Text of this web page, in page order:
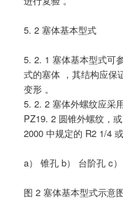
5. 2 塞体基本型式
5. 2. 1 塞体基本型式可
式的塞体 ，其结构应保
变形 。
5. 2. 2 塞体外螺纹应采
PZ19. 2 圆锥外螺纹，
2000 中规定的 R2 1/4
a） 锥孔 b） 台阶孔 c
图 2 塞体基本型式示意